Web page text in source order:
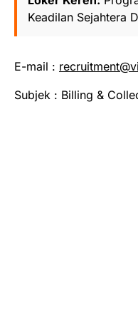
Keadilan Sejahtera
E-mail :
Subjek : Billing &